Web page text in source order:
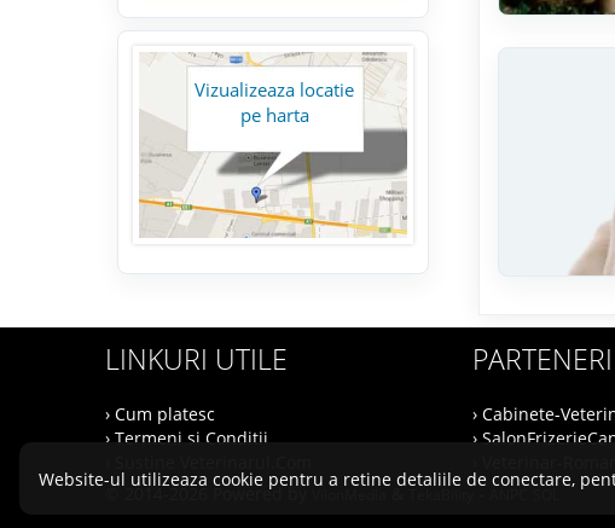
Vizualizeaza locatie
pe harta
LINKURI UTILE
› Cum platesc
› Termeni si Conditii
› Cabinete-
›
© 2014-2026 Powered by
& -
Website-ul utilizeaza cookie pentru a retine detaliile de conectare,